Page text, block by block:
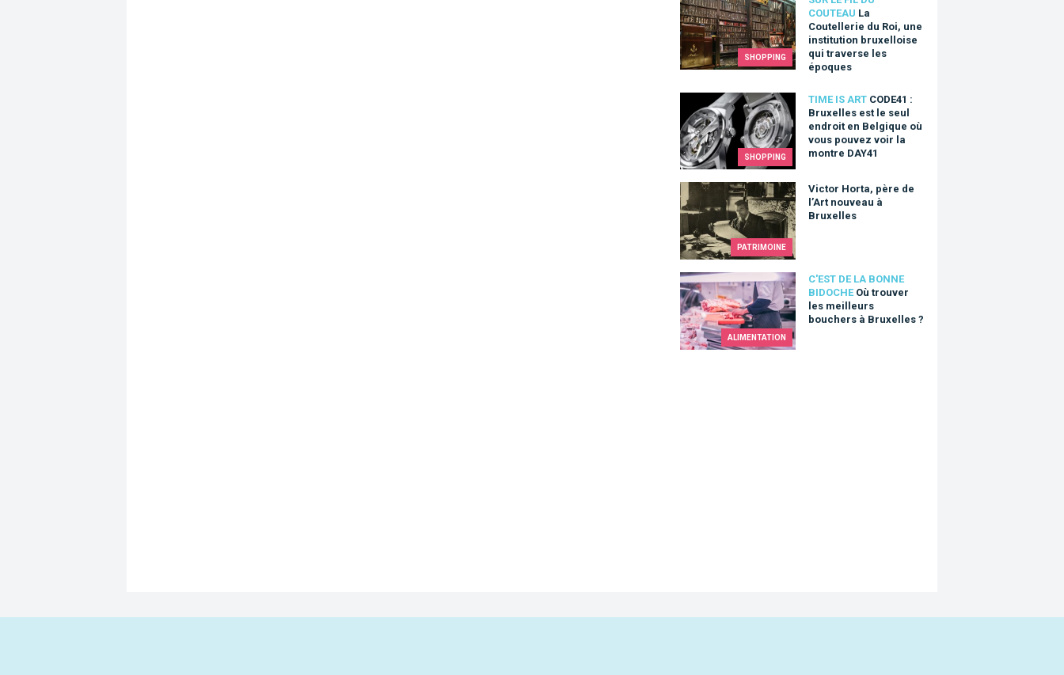
SHOPPING
COUTEAU La
Coutellerie du Roi, une
institution bruxelloise
qui traverse les
époques
SHOPPING
TIME IS ART CODE41 :
Bruxelles est le seul
endroit en Belgique où
vous pouvez voir la
montre DAY41
CODE41 : Bruxelles est le seul endroit en Belgique où vous pouvez
PATRIMOINE
Victor Horta, père de
l’Art nouveau à
Bruxelles
Victor Horta, père de l’Art nouveau à Bruxelles
ALIMENTATION
C'EST DE LA BONNE
BIDOCHE Où trouver
les meilleurs
bouchers à Bruxelles ?
Où trouver les meilleurs bouchers à Bruxelles ?